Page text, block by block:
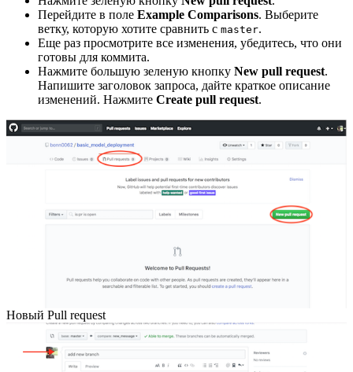
Перейдите в поле Example Comparisons. Выберите
ветку, которую хотите сравнить с master.
Еще раз просмотрите все изменения, убедитесь, что они
готовы для коммита.
Нажмите большую зеленую кнопку New pull request.
Напишите заголовок запроса, дайте краткое описание
изменений. Нажмите Create pull request.
Новый Pull request